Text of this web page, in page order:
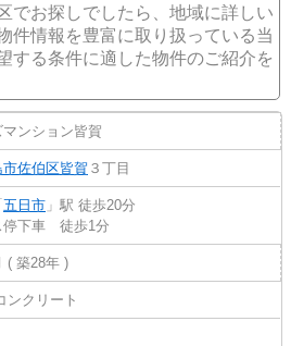
でお探しでしたら、地域に詳しい
件情報を豊富に取り扱っている当
する条件に適した物件のご紹介を
ンション皆賀
市佐伯区皆賀 ３丁目
五日市 」駅 徒歩20分
停下車 徒歩1分
( 築28年 )
ンクリート